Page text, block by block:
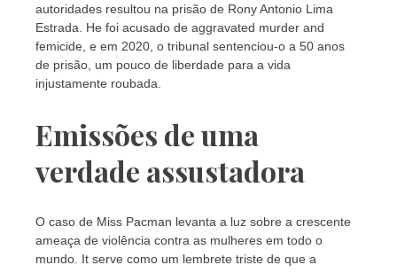
autoridades resultou na prisão de Rony Antonio Lima
Estrada. He foi acusado de aggravated murder and
femicide, e em 2020, o tribunal sentenciou-o a 50 anos
de prisão, um pouco de liberdade para a vida
injustamente roubada.
Emissões de uma
verdade assustadora
O caso de Miss Pacman levanta a luz sobre a crescente
ameaça de violência contra as mulheres em todo o
mundo. It serve como um lembrete triste de que a